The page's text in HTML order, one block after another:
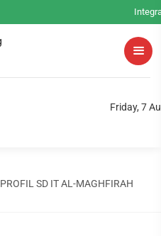
Friday, 7
PROFIL SD IT AL-MAGHFIRAH